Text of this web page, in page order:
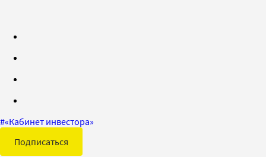
#«Кабинет инвестора»
Подписаться